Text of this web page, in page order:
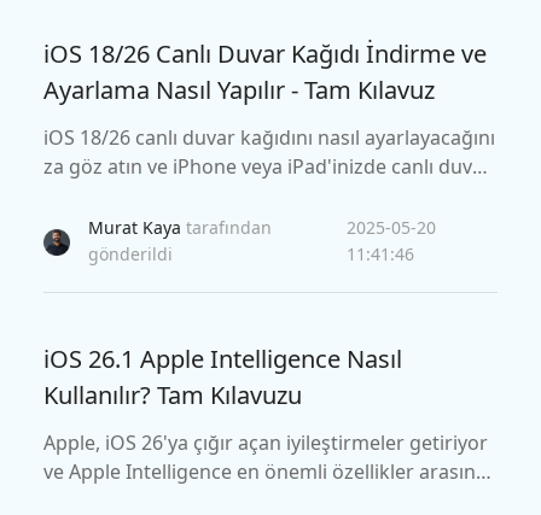
iOS 18/26 Canlı Duvar Kağıdı İndirme ve
Ayarlama Nasıl Yapılır - Tam Kılavuz
iOS 18/26 canlı duvar kağıdını nasıl ayarlayacağını
za göz atın ve iPhone veya iPad'inizde canlı duvar
Murat Kaya tarafından
gönderildi
2025-05-20
11:41:46
iOS 26.1 Apple Intelligence Nasıl
Kullanılır? Tam Kılavuzu
Apple, iOS 26'ya çığır açan iyileştirmeler getiriyor
ve Apple Intelligence en önemli özellikler arasınd